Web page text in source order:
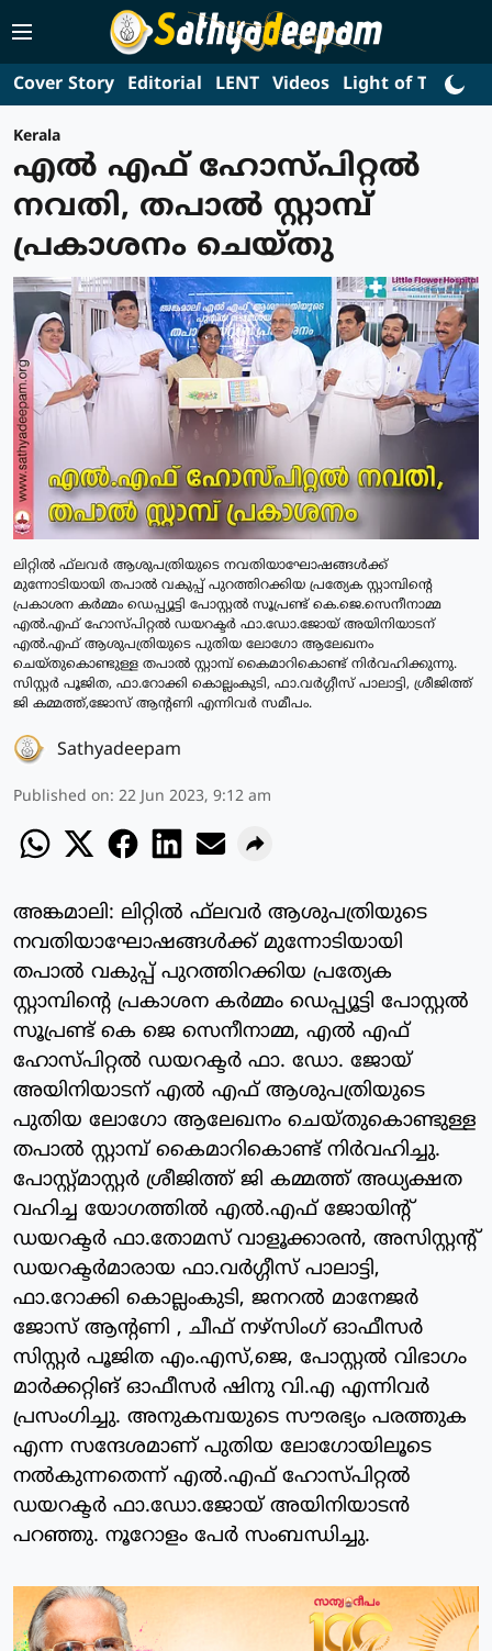
Cover Story Editorial LENT Videos Light of Truth
Kerala
എല്‍ എഫ് ഹോസ്പിറ്റല്‍
നവതി, തപാല്‍ സ്റ്റാമ്പ്
പ്രകാശനം ചെയ്തു
ലിറ്റില്‍ ഫ്‌ലവര്‍ ആശുപത്രിയുടെ നവതിയാഘോഷങ്ങള്‍ക്ക്
മുന്നോടിയായി തപാല്‍ വകുപ്പ് പുറത്തിറക്കിയ പ്രത്യേക സ്റ്റാമ്പിന്റെ
പ്രകാശന കര്‍മ്മം ഡെപ്പ്യൂട്ടി പോസ്റ്റല്‍ സൂപ്രണ്ട് കെ.ജെ.സെനീനാമ്മ
എല്‍.എഫ് ഹോസ്പിറ്റല്‍ ഡയറക്ടര്‍ ഫാ.ഡോ.ജോയ് അയിനിയാടന്
എല്‍.എഫ് ആശുപത്രിയുടെ പുതിയ ലോഗോ ആലേഖനം
ചെയ്തുകൊണ്ടുള്ള തപാല്‍ സ്റ്റാമ്പ് കൈമാറികൊണ്ട് നിര്‍വഹിക്കുന്നു.
സിസ്റ്റര്‍ പൂജിത, ഫാ.റോക്കി കൊല്ലംകുടി, ഫാ.വര്‍ഗ്ഗീസ് പാലാട്ടി, ശ്രീജിത്ത്
ജി കമ്മത്ത്,ജോസ് ആന്റണി എന്നിവര്‍ സമീപം.
Sathyadeepam
Published on: 22 Jun 2023, 9:12 am
അങ്കമാലി: ലിറ്റില്‍ ഫ്‌ലവര്‍ ആശുപത്രിയുടെ
നവതിയാഘോഷങ്ങള്‍ക്ക് മുന്നോടിയായി
തപാല്‍ വകുപ്പ് പുറത്തിറക്കിയ പ്രത്യേക
സ്റ്റാമ്പിന്റെ പ്രകാശന കര്‍മ്മം ഡെപ്പ്യൂട്ടി പോസ്റ്റല്‍
സൂപ്രണ്ട് കെ ജെ സെനീനാമ്മ, എല്‍ എഫ്
ഹോസ്പിറ്റല്‍ ഡയറക്ടര്‍ ഫാ. ഡോ. ജോയ്
അയിനിയാടന് എല്‍ എഫ് ആശുപത്രിയുടെ
പുതിയ ലോഗോ ആലേഖനം ചെയ്തുകൊണ്ടുള്ള
തപാല്‍ സ്റ്റാമ്പ് കൈമാറികൊണ്ട് നിര്‍വഹിച്ചു.
പോസ്റ്റ്മാസ്റ്റര്‍ ശ്രീജിത്ത് ജി കമ്മത്ത് അധ്യക്ഷത
വഹിച്ച യോഗത്തില്‍ എല്‍.എഫ് ജോയിന്റ്
ഡയറക്ടര്‍ ഫാ.തോമസ് വാളൂക്കാരന്‍, അസിസ്റ്റന്റ്
ഡയറക്ടര്‍മാരായ ഫാ.വര്‍ഗ്ഗീസ് പാലാട്ടി,
ഫാ.റോക്കി കൊല്ലംകുടി, ജനറല്‍ മാനേജര്‍
ജോസ് ആന്റണി , ചീഫ് നഴ്‌സിംഗ് ഓഫീസര്‍
സിസ്റ്റര്‍ പൂജിത എം.എസ്,ജെ, പോസ്റ്റല്‍ വിഭാഗം
മാര്‍ക്കറ്റിങ് ഓഫീസര്‍ ഷിനു വി.എ എന്നിവര്‍
പ്രസംഗിച്ചു. അനുകമ്പയുടെ സൗരഭ്യം പരത്തുക
എന്ന സന്ദേശമാണ് പുതിയ ലോഗോയിലൂടെ
നല്‍കുന്നതെന്ന് എല്‍.എഫ് ഹോസ്പിറ്റല്‍
ഡയറക്ടര്‍ ഫാ.ഡോ.ജോയ് അയിനിയാടന്‍
പറഞ്ഞു. നൂറോളം പേര്‍ സംബന്ധിച്ചു.